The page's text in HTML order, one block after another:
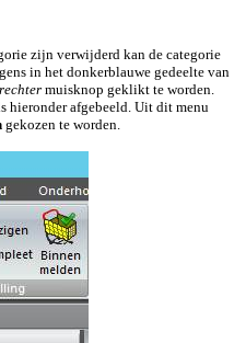
zijn verwijderd kan de categorie
in het donkerblauwe gedeelte van
rechter muisknop geklikt te worden.
hieronder afgebeeld. Uit dit menu
gekozen te worden.